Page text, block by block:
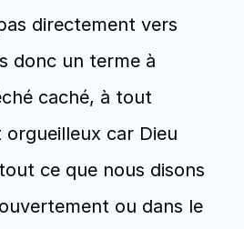
directement vers
donc un terme à
caché, à tout
car Dieu
ce que nous disons
ou dans le